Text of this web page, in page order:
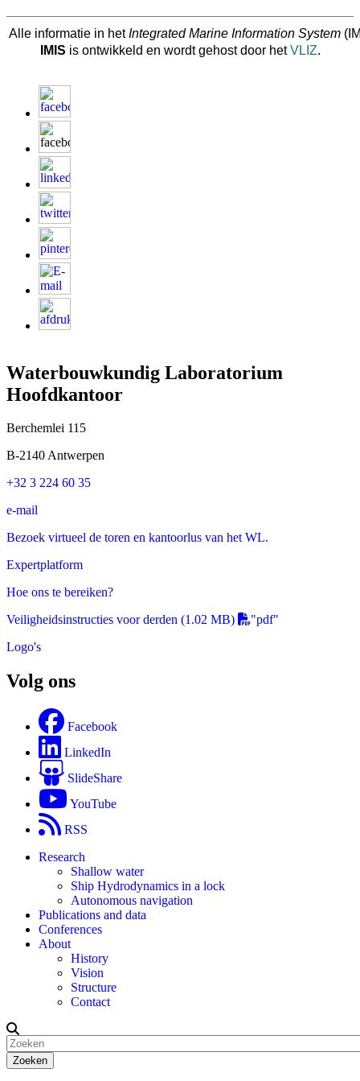
Alle informatie in hetIntegrated Marine Information System
IMIS is ontwikkeld en wordt gehost door hetVLIZ.
Waterbouwkundig Laboratorium
Hoofdkantoor
Berchemlei 115
B-2140 Antwerpen
+32 3 224 60 35
e-mail
Bezoek virtueel de toren en kantoorlus van het WL.
Expertplatform
Hoe ons te bereiken?
Veiligheidsinstructies voor derden (1.02 MB)
"pdf"
Logo's
Volg ons
Facebook
LinkedIn
SlideShare
YouTube
RSS
Research
Shallow water
Ship Hydrodynamics in a lock
Autonomous navigation
Publications and data
Conferences
About
History
Vision
Structure
Contact
Zoeken